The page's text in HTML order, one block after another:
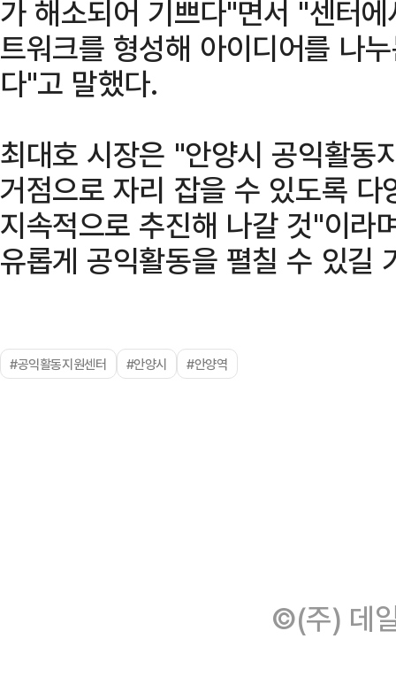
가 해소되어 기쁘다"면서 "센터
트워크를 형성해 아이디어를 나
다"고 말했다.
최대호 시장은 "안양시 공익활동
거점으로 자리 잡을 수 있도록
지속적으로 추진해 나갈 것"이라
유롭게 공익활동을 펼칠 수 있길
#공익활동지원센터 #안양시 #안양역
©(주) 데